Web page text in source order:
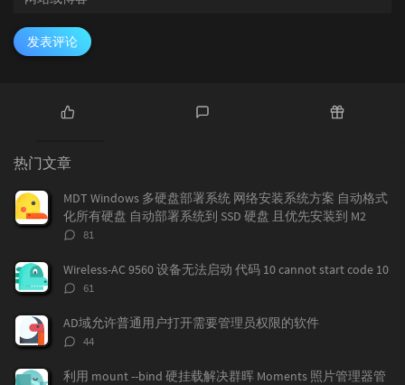
发表评论
门
文
章
论
章
热门文章
MDT Windows 多硬盘部署系统 网络安装系统方案 自动格式
化所有硬盘 自动部署系统到 SSD 硬盘 且优先安装到 M2
评
数：
81
Wireless-AC 9560 设备无法启动 代码 10 cannot start code 10
评
数：
61
AD域允许普通用户打开需要管理员权限的软件
评
数：
44
利用 mount --bind 硬挂载解决群晖 Moments 照片管理器管